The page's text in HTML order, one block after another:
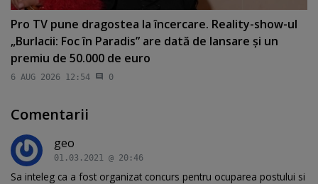
Pro TV pune dragostea la încercare. Reality-show-ul
„Burlacii: Foc în Paradis” are dată de lansare şi un
premiu de 50.000 de euro
6 AUG 2026 12:54 0
Comentarii
geo
01.03.2021 @ 20:46
Sa inteleg ca a fost organizat concurs pentru ocuparea postului si